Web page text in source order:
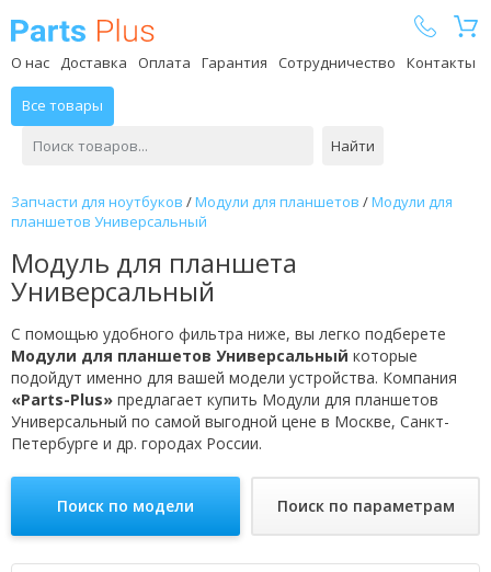
О нас Доставка Оплата Гарантия Сотрудничество Контакты
Все товары
Найти
Запчасти для ноутбуков /Модули для планшетов /Модули для
планшетов Универсальный
Модуль для планшета
Универсальный
С помощью удобного фильтра ниже, вы легко подберете
Модули для планшетов Универсальный которые
подойдут именно для вашей модели устройства. Компания
«Parts-Plus» предлагает купить Модули для планшетов
Универсальный по самой выгодной цене в Москве, Санкт-
Петербурге и др. городах России.
Поиск по модели Поиск по параметрам